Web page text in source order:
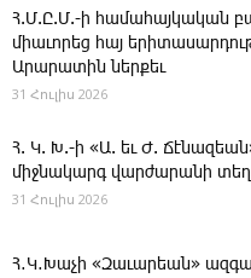
Հ.Մ.Ը.Մ.-ի համահայկական
միաւորեց հայ
Արարատին ներքեւ
31 Հուլիս 2026
Հ. Կ. Խ.-ի «Ա. եւ Ժ.
միջնակարգ վարժարանի
31 Հուլիս 2026
Հ․Կ․Խաչի «Զաւարեան»